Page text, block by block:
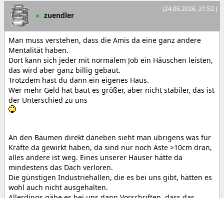
(24.06.2026, 21:52 )
zuendler
Man muss verstehen, dass die Amis da eine ganz andere
Mentalität haben.
Dort kann sich jeder mit normalem Job ein Häuschen leisten,
das wird aber ganz billig gebaut.
Trotzdem hast du dann ein eigenes Haus.
Wer mehr Geld hat baut es größer, aber nicht stabiler, das ist
der Unterschied zu uns
An den Bäumen direkt daneben sieht man übrigens was für
Kräfte da gewirkt haben, da sind nur noch Äste >10cm dran,
alles andere ist weg. Eines unserer Häuser hätte da
mindestens das Dach verloren.
Die günstigen Industriehallen, die es bei uns gibt, hätten es
wohl auch nicht ausgehalten.